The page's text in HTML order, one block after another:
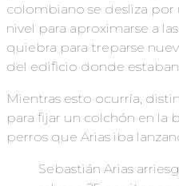
colombiano se desliza
nivel para aproximarse a
quiebra para treparse
del edificio donde estaban
Mientras esto ocurría,
para fijar un colchón en la
perros que Arias iba
Sebastián Arias